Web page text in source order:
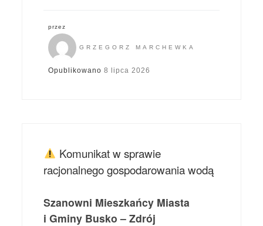
przez
GRZEGORZ MARCHEWKA
Opublikowano8 lipca 2026
Komunikat w sprawie
racjonalnego gospodarowania wodą
Szanowni Mieszkańcy Miasta
i Gminy Busko – Zdrój